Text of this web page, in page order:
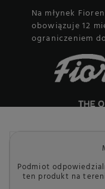
Na młynek
obowiązuje 12
ograniczeniem
Podmiot
ten produkt na